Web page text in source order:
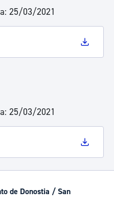
25/03/2021
25/03/2021
de Donostia / San